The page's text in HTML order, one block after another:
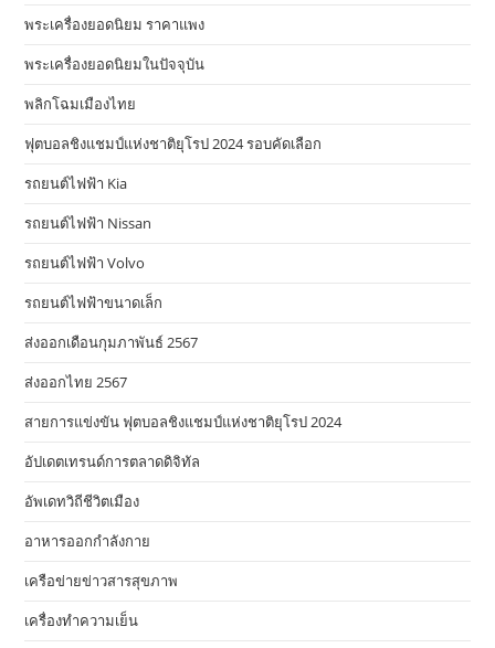
พระเครื่องยอดนิยม ราคาแพง
พระเครื่องยอดนิยมในปัจจุบัน
พลิกโฉมเมืองไทย
ฟุตบอลชิงแชมป์แห่งชาติยุโรป 2024 รอบคัดเลือก
รถยนต์ไฟฟ้า Kia
รถยนต์ไฟฟ้า Nissan
รถยนต์ไฟฟ้า Volvo
รถยนต์ไฟฟ้าขนาดเล็ก
ส่งออกเดือนกุมภาพันธ์ 2567
ส่งออกไทย 2567
สายการแข่งขัน ฟุตบอลชิงแชมป์แห่งชาติยุโรป 2024
อัปเดตเทรนด์การตลาดดิจิทัล
อัพเดทวิถีชีวิตเมือง
อาหารออกกําลังกาย
เครือข่ายข่าวสารสุขภาพ
เครื่องทำความเย็น